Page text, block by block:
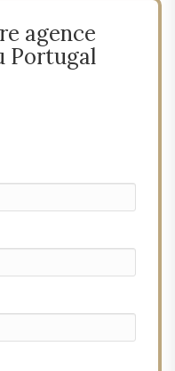
agence
Portugal